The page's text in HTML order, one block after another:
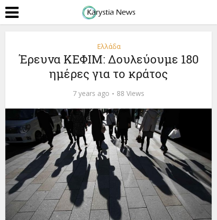
Ελλάδα
Έρευνα ΚΕΦΙΜ: Δουλεύουμε 180
ημέρες για το κράτος
7 years ago 88 Views